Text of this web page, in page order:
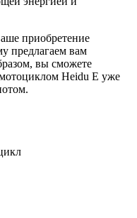
приобретение
предлагаем вам
вы сможете
Heidu E уже